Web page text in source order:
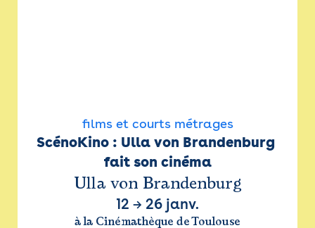
films et courts métrages
ScénoKino : Ulla von Brandenburg
fait son cinéma
Ulla von Brandenburg
12 → 26 janv.
à la Cinémathèque de Toulouse